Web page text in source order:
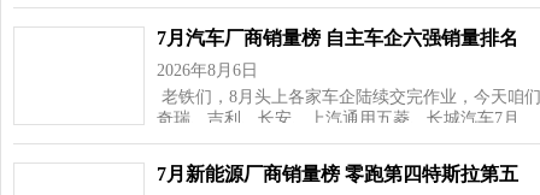
7月汽车厂商销量榜 自主车企六强销量排名
2026年8月6日
老铁们，8月头上各家车企陆续交完作业，今天
奇瑞、吉利、长安、上汽通用五菱、长城汽车7月…
7月新能源厂商销量榜 零跑第四特斯拉第五